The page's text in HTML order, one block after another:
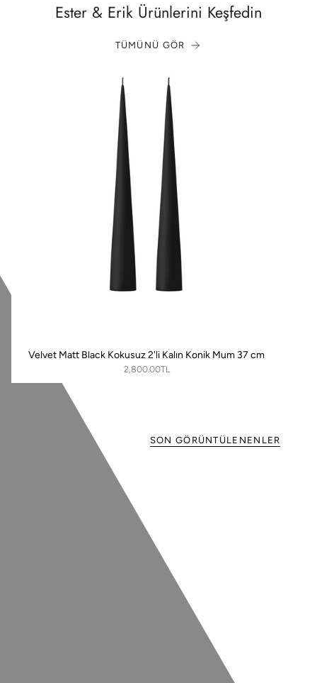
Ester & Erik Ürünlerini Keşfedin
TÜMÜNÜ GÖR
Velvet Matt Black Kokusuz 2'li Kalın Konik Mum 37 cm
2,800.00TL
SON GÖRÜNTÜLENENLER